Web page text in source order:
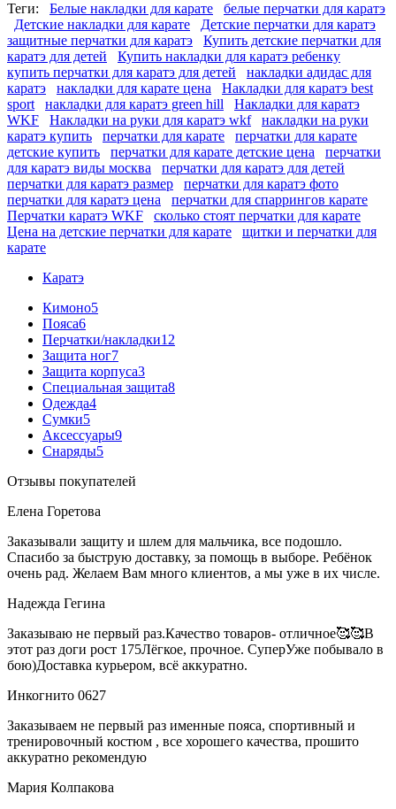
Теги: Белые накладки для карате
белые перчатки для каратэ
Детские накладки для карате
Детские перчатки для каратэ
защитные перчатки для каратэ
Купить детские перчатки для
каратэ для детей
Купить накладки для каратэ ребенку
купить перчатки для каратэ для детей
накладки адидас для
каратэ
накладки для карате цена
Накладки для каратэ best
sport
накладки для каратэ green hill
Накладки для каратэ
WKF
Накладки на руки для каратэ wkf
накладки на руки
каратэ купить
перчатки для карате
перчатки для карате
детские купить
перчатки для карате детские цена
перчатки
для каратэ виды москва
перчатки для каратэ для детей
перчатки для каратэ размер
перчатки для каратэ фото
перчатки для каратэ цена
перчатки для спаррингов карате
Перчатки каратэ WKF
сколько стоят перчатки для карате
Цена на детские перчатки для карате
щитки и перчатки для
карате
Каратэ
Кимоно5
Пояса6
Перчатки/накладки12
Защита ног7
Защита корпуса3
Специальная защита8
Одежда4
Сумки5
Аксессуары9
Снаряды5
Отзывы покупателей
Елена Горетова
Заказывали защиту и шлем для мальчика, все подошло.
Спасибо за быструю доставку, за помощь в выборе. Ребёнок
очень рад. Желаем Вам много клиентов, а мы уже в их числе.
Надежда Гегина
Заказываю не первый раз.Качество товаров- отличное🥰🥰В
этот раз доги рост 175Лёгкое, прочное. СуперУже побывало в
бою)Доставка курьером, всё аккуратно.
Инкогнито 0627
Заказываем не первый раз именные пояса, спортивный и
тренировочный костюм , все хорошего качества, прошито
аккуратно рекомендую
Мария Колпакова